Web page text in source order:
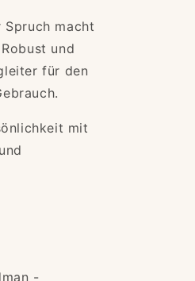
macht
und
für den
mit
-